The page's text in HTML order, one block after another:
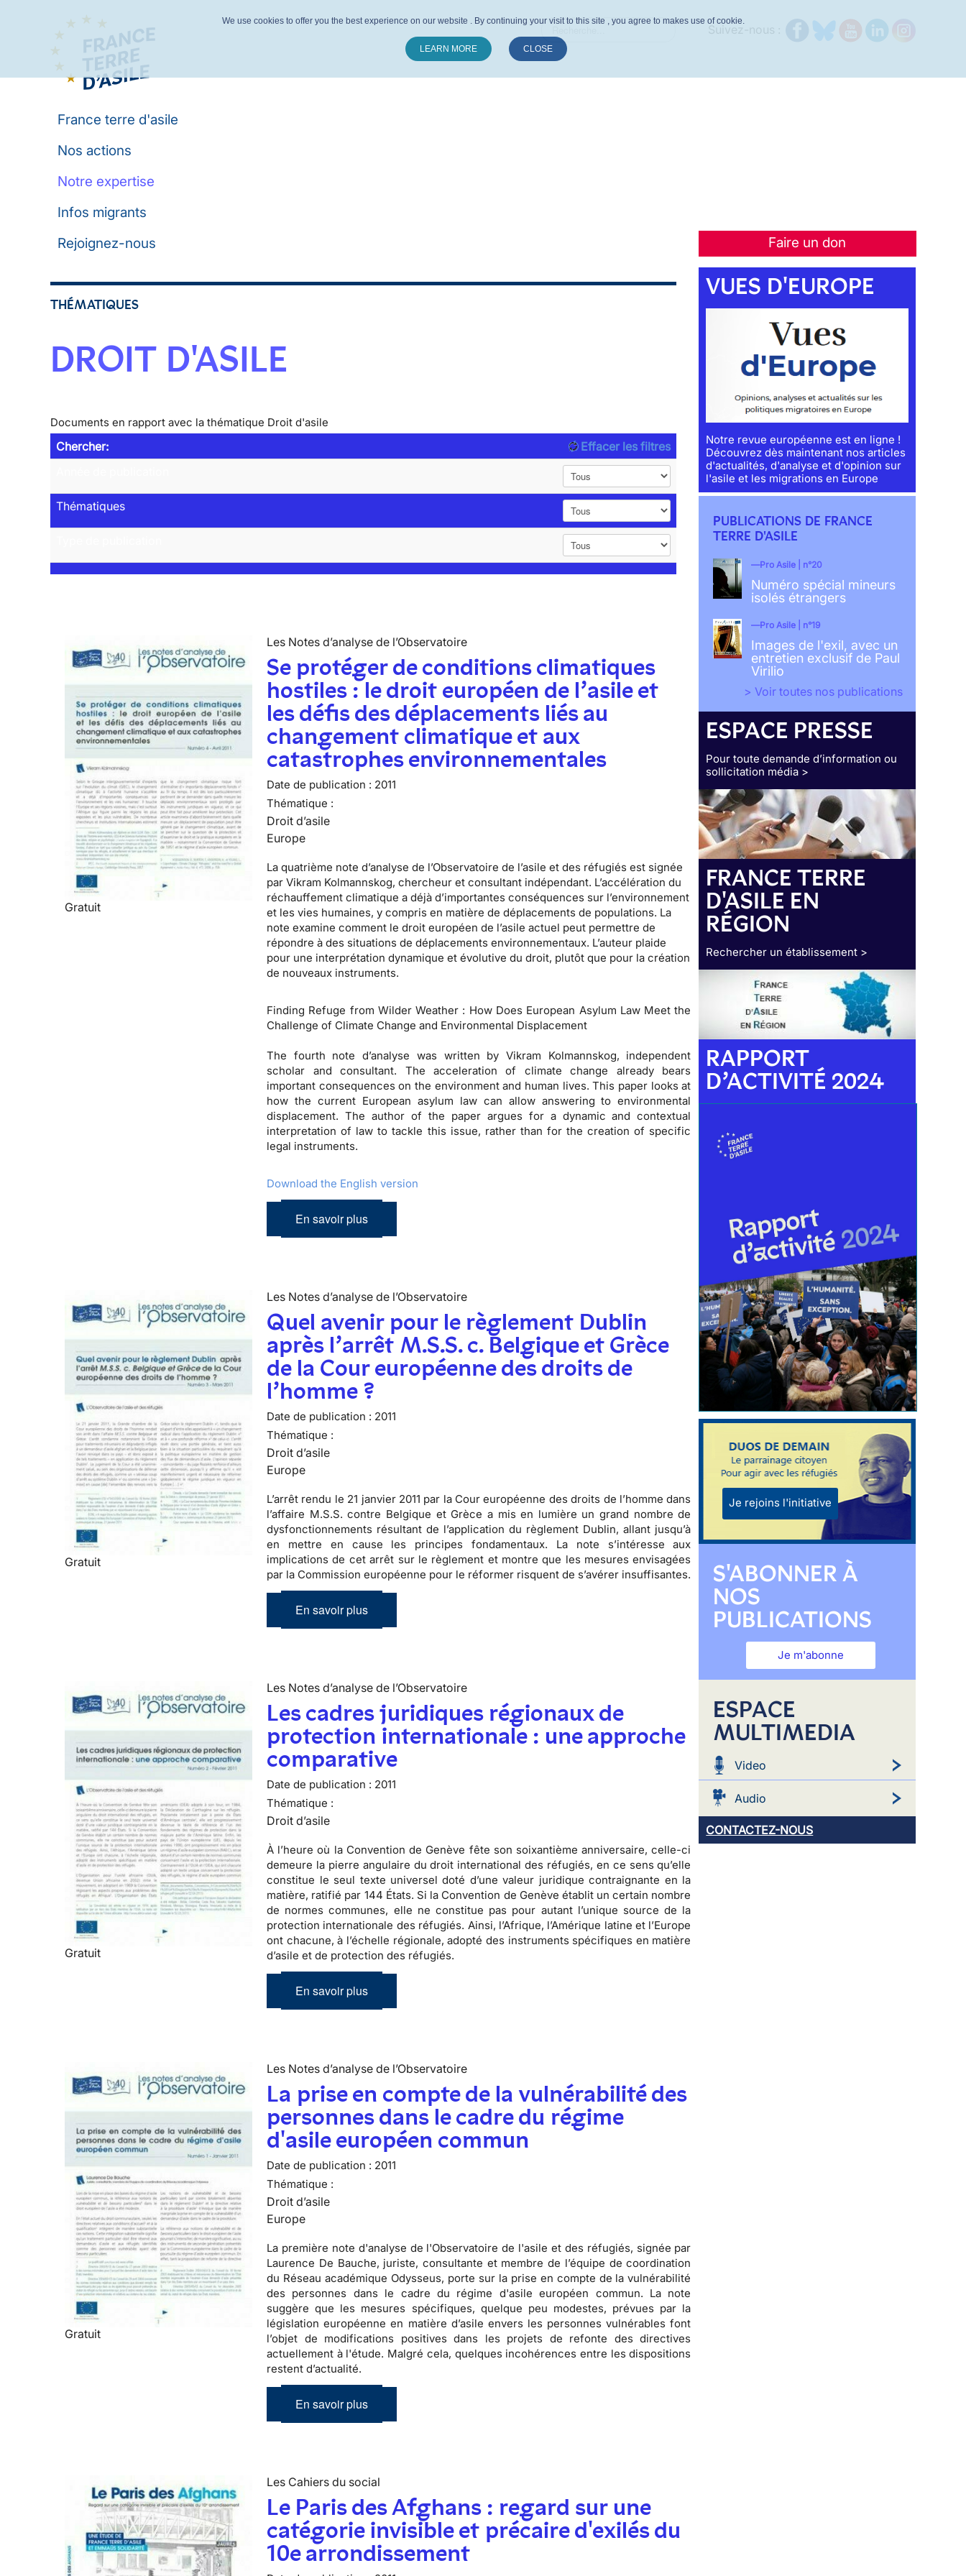
France terre d'asile
Nos actions
Notre expertise
Infos migrants
Faire un don
Rejoignez-nous
THÉMATIQUES
DROIT D'ASILE
Documents en rapport avec la thématique Droit d'asile
Chercher:
Effacer les filtres
Thématiques
Gratuit
Les Notes d’analyse de l’Observatoire
Se protéger de conditions climatiques
hostiles : le droit européen de l’asile et
les défis des déplacements liés au
changement climatique et aux
catastrophes environnementales
Date de publication : 2011
Thématique :
Droit d’asile
Europe
La quatrième note d’analyse de l’Observatoire de l’asile et des réfugiés est signée
parVikram Kolmannskog, chercheur et consultant indépendant. L’accélération du
réchauffement climatique a déjà d’importantes conséquences sur l’environnement
et les vies humaines, y compris en matière de déplacements de populations. La
note examine comment le droit européen de l’asile actuel peut permettre de
répondre à des situations de déplacements environnementaux. L’auteur plaide
pour une interprétation dynamique et évolutive du droit, plutôt que pour la création
de nouveaux instruments.
Finding Refuge from Wilder Weather : How Does European Asylum Law Meet the
Challenge of Climate Change and Environmental Displacement
The fourth note d’analyse was written by Vikram Kolmannskog, independent
scholar and consultant. The acceleration of climate change already bears
important consequences on the environment and human lives. This paper looks at
how the current European asylum law can allow answering to environmental
displacement. The author of the paper argues for a dynamic and contextual
interpretation of law to tackle this issue, rather than for the creation of specific
legal instruments.
Download the English version
En savoir plus
Gratuit
Les Notes d’analyse de l’Observatoire
Quel avenir pour le règlement Dublin
après l’arrêt M.S.S. c. Belgique et Grèce
de la Cour européenne des droits de
l’homme ?
Date de publication : 2011
Thématique :
Droit d’asile
Europe
L’arrêt rendu le 21 janvier 2011 par la Cour européenne des droits de l’homme dans
l’affaire M.S.S. contre Belgique et Grèce a mis en lumière ungrand nombre de
dysfonctionnements résultant de l’application du règlement Dublin, allant jusqu’à
en mettre en cause les principes fondamentaux. La note s’intéresse aux
implications de cet arrêt sur le règlement et montre que les mesures envisagées
par la Commission européenne pour le réformer risquent de s’avérer insuffisantes.
En savoir plus
Gratuit
Les Notes d’analyse de l’Observatoire
Les cadres juridiques régionaux de
protection internationale : une approche
comparative
Date de publication : 2011
Thématique :
Droit d’asile
À l’heure où la Convention de Genève fête son soixantième anniversaire, celle-ci
demeure la pierre angulaire du droit international des réfugiés, en ce sens qu’elle
constitue le seul texte universel doté d’une valeur juridique contraignante en la
matière, ratifié par 144 États. Si la Convention de Genève établit un certain nombre
de normes communes, elle ne constitue pas pour autant l’unique source de la
protection internationale des réfugiés. Ainsi, l’Afrique, l’Amérique latine et l’Europe
ont chacune, à l’échelle régionale, adopté des instruments spécifiques en matière
d’asile et de protection des réfugiés.
En savoir plus
Gratuit
Les Notes d’analyse de l’Observatoire
La prise en compte de la vulnérabilité des
personnes dans le cadre du régime
d'asile européen commun
Date de publication : 2011
Thématique :
Droit d’asile
Europe
La première note d'analyse de l'Observatoire de l'asile et des réfugiés, signée par
Laurence De Bauche, juriste, consultante et membre de l’équipe de coordination
du Réseau académique Odysseus, porte sur la prise en compte de la vulnérabilité
des personnes dans le cadre du régime d'asile européen commun. La note
suggère que les mesures spécifiques, quelque peu modestes, prévues par la
législation européenne en matière d’asile envers les personnes vulnérables font
l’objet de modifications positives dans les projets de refonte des directives
actuellement à l'étude. Malgré cela, quelques incohérences entre les dispositions
restent d’actualité.
En savoir plus
Les Cahiers du social
Le Paris des Afghans : regard sur une
catégorie invisible et précaire d'exilés du
10e arrondissement
VUES D'EUROPE
Notre revue européenne est en ligne !
Découvrez dès maintenant nos articles
d'actualités, d'analyse et d'opinion sur
l'asile et les migrations en Europe
PUBLICATIONS DE FRANCE
TERRE D'ASILE
Pro Asile | n°20
Numéro spécial mineurs
isolés étrangers
Pro Asile | n°19
Images de l'exil, avec un
entretien exclusif de Paul
Virilio
> Voir toutes nos publications
ESPACE PRESSE
Pour toute demande d’information ou
sollicitation média >
FRANCE TERRE
D'ASILE EN
RÉGION
Rechercher un établissement >
RAPPORT
D’ACTIVITÉ 2024
Je rejoins l'initiative
S'ABONNER À
NOS
PUBLICATIONS
Je m'abonne
ESPACE
MULTIMEDIA
Video
Audio
CONTACTEZ-NOUS
We use cookies to offer you the best experience on our website . By continuing your visit to this site , you agree to makes use of cookie.
LEARN MORE CLOSE